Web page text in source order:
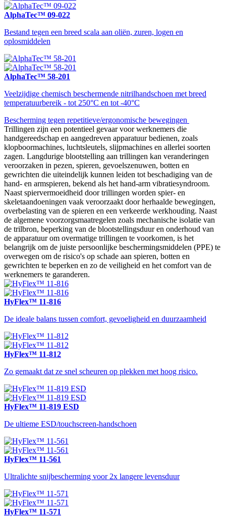
AlphaTec™ 09-022
Bestand tegen een breed scala aan oliën, zuren, logen en
oplosmiddelen
AlphaTec™ 58-201
Veelzijdige chemisch beschermende nitrilhandschoen met breed
temperatuurbereik - tot 250°C en tot -40°C
Bescherming tegen repetitieve/ergonomische bewegingen
Trillingen zijn een potentieel gevaar voor werknemers die
handgereedschap en aangedreven apparatuur bedienen, zoals
klopboormachines, luchtsleutels, slijpmachines en allerlei soorten
zagen. Langdurige blootstelling aan trillingen kan veranderingen
veroorzaken in pezen, spieren, gevoelszenuwen, botten en
gewrichten die uiteindelijk kunnen leiden tot beschadiging van de
hand- en armspieren, bekend als het hand-arm vibratiesyndroom.
Naast spiervermoeidheid door trillingen worden spier- en
skeletaandoeningen vaak veroorzaakt door herhaalde bewegingen,
overbelasting van de spieren en een verkeerde werkhouding. Naast
de algemene voorzorgsmaatregelen zoals mechanische isolatie van
de trilbron, beperking van de blootstellingsduur en onderhoud van
de apparatuur om overmatige trillingen te voorkomen, is het
belangrijk om de juiste persoonlijke beschermingsmiddelen (PPE) te
overwegen om de risico's op schade aan spieren, botten en
gewrichten te beperken en zo de veiligheid en het comfort van de
werknemers te garanderen.
HyFlex™ 11-816
De ideale balans tussen comfort, gevoeligheid en duurzaamheid
HyFlex™ 11-812
Zo gemaakt dat ze snel scheuren op plekken met hoog risico.
HyFlex™ 11-819 ESD
De ultieme ESD/touchscreen-handschoen
HyFlex™ 11-561
Ultralichte snijbescherming voor 2x langere levensduur
HyFlex™ 11-571